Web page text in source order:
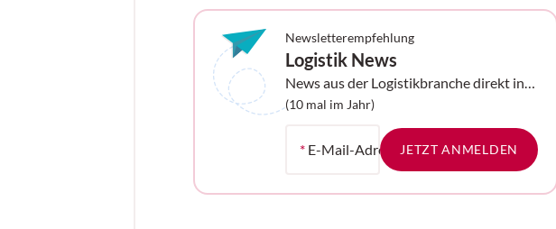
Newsletterempfehlung
Logistik News
News aus der Logistikbranche direkt in
Ihrem Postfach
(10 mal im Jahr)
* E-Mail-AdresseJETZT ANMELDEN